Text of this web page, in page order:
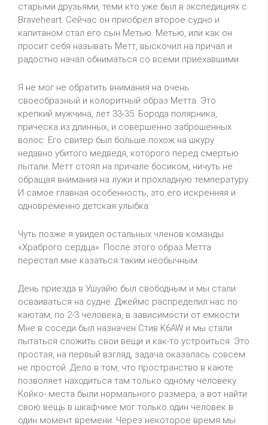
старыми друзьями, теми кто уже был в экспедициях с
Braveheart. Сейчас он приобрел второе судно и
капитаном стал его сын Метью. Метью, или как он
просит себя называть Метт, выскочил на причал и
радостно начал обниматься со всеми приехавшими.
Я не мог не обратить внимания на очень
своеобразный и колоритный образ Метта. Это
крепкий мужчина, лет 33-35. Борода полярника,
прическа из длинных, и совершенно заброшенных
волос. Его свитер был больше похож на шкуру
недавно убитого медведя, которого перед смертью
пытали. Метт стоял на причале босиком, ничуть не
обращая внимания на лужи и прохладную температуру.
И самое главная особенность, это его искренняя и
одновременно детская улыбка.
Чуть позже я увидел остальных членов команды
«Храброго сердца». После этого образ Метта
перестал мне казаться таким необычным.
День приезда в Ушуайю был свободным и мы стали
осваиваться на судне. Джеймс распределил нас по
каютам, по 2-3 человека, в зависимости от емкости.
Мне в соседи был назначен Стив K6AW и мы стали
пытаться сложить свои вещи и как-то устроиться. Это
простая, на первый взгляд, задача оказалась совсем
не простой. Дело в том, что пространство в каюте
позволяет находиться там только одному человеку.
Койко- места были нормального размера, а вот найти
свою вещь в шкафчике мог только один человек в
один момент времени. Через некоторое время мы